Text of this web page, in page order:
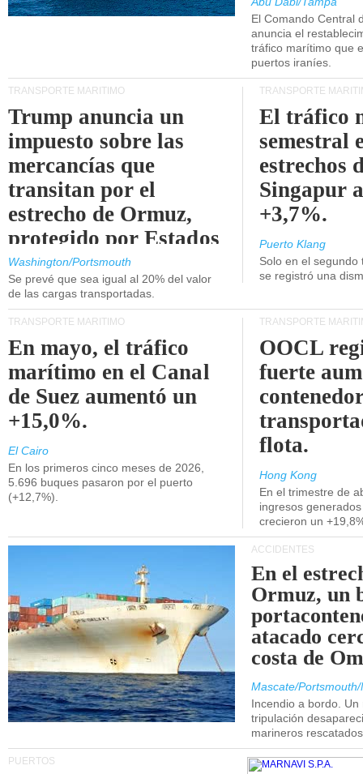
El Comando Central
anuncia el
tráfico marítimo que
puertos iraníes.
TRANSPORTE MARÍTIMO
Trump anuncia un
impuesto sobre las
mercancías que
transitan por el
estrecho de Ormuz,
protegido por Estados
Unidos.
Washington/Portsmouth
Se prevé que sea igual al 20% del valor
de las cargas transportadas.
TRANSPORTE
El tráfico
semestral
estrechos
Singapur
+3,7%.
Puerto Klang
Solo en el
se registró una
TRANSPORTE MARÍTIMO
En mayo, el tráfico
marítimo en el Canal
de Suez aumentó un
+15,0%.
El Cairo
En los primeros cinco meses de 2026,
5.696 buques pasaron por el puerto
(+12,7%).
TRANSPORTE
OOCL
fuerte
flota.
Hong Kong
En el trimestre de
ingresos
crecieron un
ACCIDENTES
En el
Ormuz, un
atacado
costa de
Mascate/
Incendio a bordo.
tripulación
marineros
PUERTOS